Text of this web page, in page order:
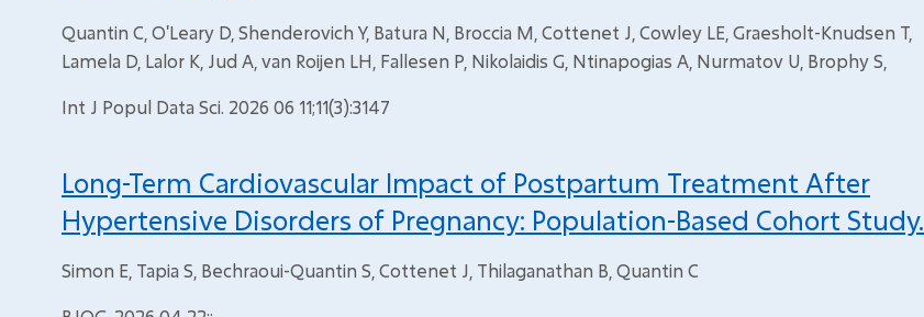
Quantin C, O'Leary D, Shenderovich Y, Batura N, Broccia M, Cottenet J, Cowley LE, Graesholt-Knudsen T,
Lamela D, Lalor K, Jud A, van Roijen LH, Fallesen P, Nikolaidis G, Ntinapogias A, Nurmatov U, Brophy S,
Int J Popul Data Sci. 2026 06 11;11(3):3147
Long-Term Cardiovascular Impact of Postpartum Treatment After
Hypertensive Disorders of Pregnancy: Population-Based Cohort Study.
Simon E, Tapia S, Bechraoui-Quantin S, Cottenet J, Thilaganathan B, Quantin C